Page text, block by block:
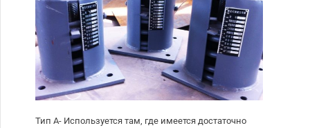
Тип А- Используется там, где имеется достаточно